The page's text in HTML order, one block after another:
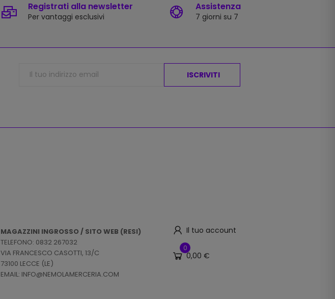
Registrati alla newsletter
Per vantaggi esclusivi
Assistenza
7 giorni su 7
ISCRIVITI
MAGAZZINI INGROSSO / SITO WEB (RESI)
TELEFONO: 0832 267032
VIA FRANCESCO CASOTTI, 13/C
73100 LECCE (LE)
EMAIL: INFO@NEMOLAMERCERIA.COM
Il tuo account
0
0,00 €